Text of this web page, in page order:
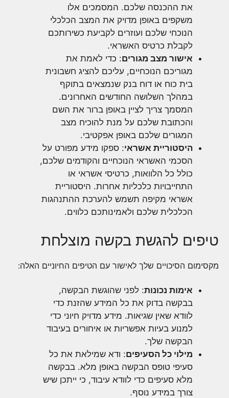
את ההכנסה שלכם. המסמכים אלו
משקפים באופן מדויק את המצב הכלכלי
הנוכחי שלכם ועוזרים לקביעת כשירותכם
לקבלת כרטיס האשראי.
אישור מצב מגורים: כדי לאמת את
מגוריכם הנוכחיים, עליכם להציג חשבונית
בית כוח או דוח בנק שנמצאים בתוקף
במהלך השלושה החודשים האחרונים.
המסמך צריך לציין באופן ברור את השם
והכתובת שלכם על מנת להוכיח מצב
המגורים שלכם באופן אפקטיבי.
היסטוריית אשראי: ספקו מידע מפורט על
הסכמי האשראי הנוכחיים והקודמים שלכם,
כולל כל הלוואות, כרטיסי אשראי או
התחייבויות כלכליות אחרות. היסטוריית
אשראי מקיפה תשמש להערכת ההתנהגות
הכלכלית שלכם ולאמינותכם כלווים.
טיפים להגשת בקשה מוצלחת
מקסימום הסיכויים שלך לאישור עם הטיפים החיוניים האלה:
אימות נכונות: לפני שהוגשת הבקשה,
בבקשה בדוק את כל המידע שהזנת כדי
לוודא שאין שגיאות. מידע מדויק חיוני כדי
למנוע בעיות אפשריות או איחורים בעיבוד
הבקשה שלך.
מילוי כל הסעיפים: ודא שמילאת את כל
סעיפי טופס הבקשה באופן מלא. בבקשה
מלא סעיפים כדי לוודא עיבוד, כי ייתכן שיש
צורך במידע נוסף.